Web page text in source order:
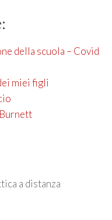
della scuola – Covid
miei figli
a distanza